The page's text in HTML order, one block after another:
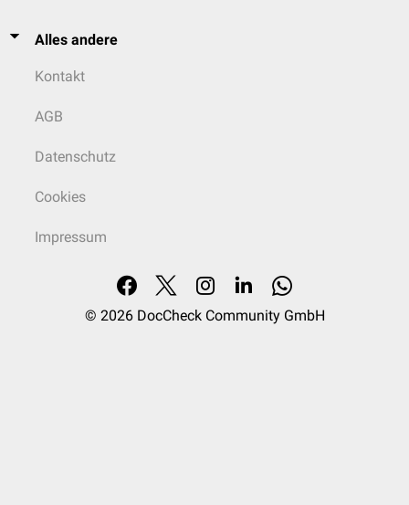
Alles andere
Kontakt
AGB
Datenschutz
Cookies
Impressum
© 2026 DocCheck Community GmbH